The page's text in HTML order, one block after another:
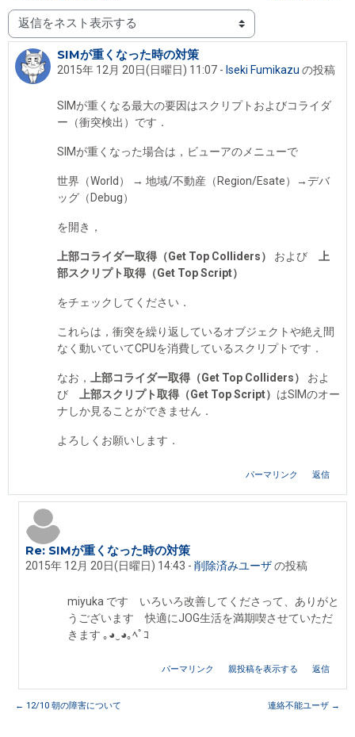
表示モード
SIMが重くなった時の対策
2015年 12月 20日(日曜日) 11:07 - Iseki Fumikazu の投稿
返信数: 1
SIMが重くなる最大の要因はスクリプトおよびコライダ
ー（衝突検出）です．
SIMが重くなった場合は，ビューアのメニューで
世界（World） → 地域/不動産（Region/Esate）→デバ
ッグ（Debug）
を開き，
上部コライダー取得（Get Top Colliders） および
上
部スクリプト取得（Get Top Script）
をチェックしてください．
これらは，衝突を繰り返しているオブジェクトや絶え間
なく動いていてCPUを消費しているスクリプトです．
なお， 上部コライダー取得（Get Top Colliders）
およ
び
上部スクリプト取得（Get Top Script） はSIMのオー
ナしか見ることができません．
よろしくお願いします．
パーマリンク 返信
Iseki Fumikazu への返信
Re: SIMが重くなった時の対策
2015年 12月 20日(日曜日) 14:43 - 削除済みユーザの投稿
miyuka です いろいろ改善してくださって、ありがと
うございます 快適にJOG生活を満期喫させていただ
きます ｡◕‿◕｡ﾍﾟｺ
パーマリンク 親投稿を表示する 返信
← 12/10 朝の障害について 連絡不能ユーザ →